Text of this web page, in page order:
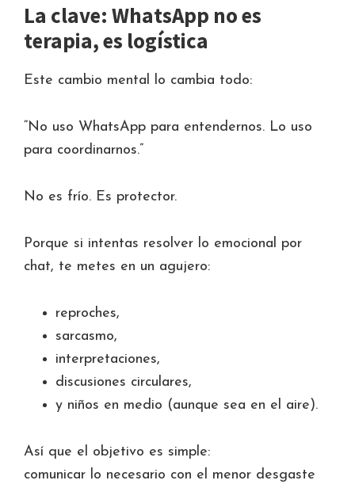
La clave: WhatsApp no es
terapia, es logística
Este cambio mental lo cambia todo:
“No uso WhatsApp para entendernos. Lo uso
para coordinarnos.”
No es frío. Es protector.
Porque si intentas resolver lo emocional por
chat, te metes en un agujero:
reproches,
sarcasmo,
interpretaciones,
discusiones circulares,
y niños en medio (aunque sea en el aire).
Así que el objetivo es simple:
comunicar lo necesario con el menor desgaste